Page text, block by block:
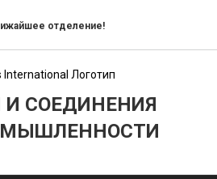
отделение!
СОЕДИНЕНИЯ